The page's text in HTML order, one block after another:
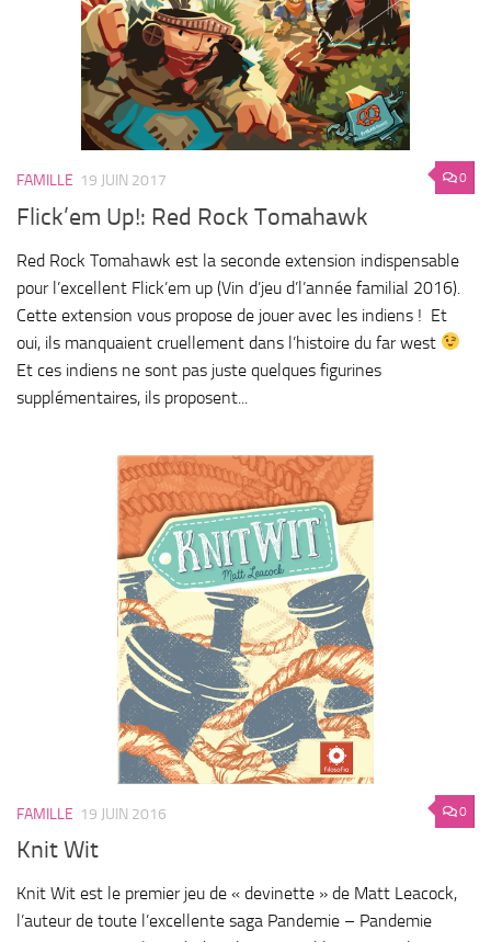
0
FAMILLE 19 JUIN 2017
Flick’em Up!: Red Rock Tomahawk
Red Rock Tomahawk est la seconde extension indispensable
pour l’excellent Flick’em up (Vin d’jeu d’l’année familial 2016).
Cette extension vous propose de jouer avec les indiens ! Et
oui, ils manquaient cruellement dans l’histoire du far west
Et ces indiens ne sont pas juste quelques figurines
supplémentaires, ils proposent...
0
FAMILLE 19 JUIN 2016
Knit Wit
Knit Wit est le premier jeu de « devinette » de Matt Leacock,
l’auteur de toute l’excellente saga Pandemie – Pandemie